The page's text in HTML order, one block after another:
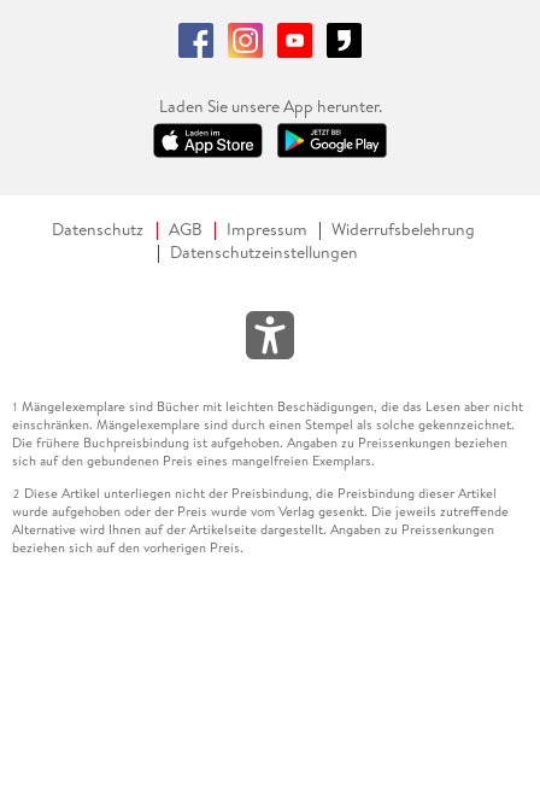
Laden Sie unsere App herunter.
Datenschutz AGB Impressum
Widerrufsbelehrung
Datenschutzeinstellungen
1 Mängelexemplare sind Bücher mit leichten Beschädigungen, die das Lesen aber nicht
einschränken. Mängelexemplare sind durch einen Stempel als solche gekennzeichnet.
Die frühere Buchpreisbindung ist aufgehoben. Angaben zu Preissenkungen beziehen
sich auf den gebundenen Preis eines mangelfreien Exemplars.
2 Diese Artikel unterliegen nicht der Preisbindung, die Preisbindung dieser Artikel
wurde aufgehoben oder der Preis wurde vom Verlag gesenkt. Die jeweils zutreffende
Alternative wird Ihnen auf der Artikelseite dargestellt. Angaben zu Preissenkungen
beziehen sich auf den vorherigen Preis.